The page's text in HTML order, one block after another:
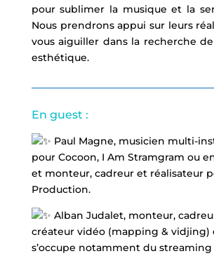
pour sublimer la musique et la
Nous prendrons appui sur leurs
vous aiguiller dans la recherche
esthétique.
En guest :
Paul Magne, musicien multi-
pour Cocoon, I Am Stramgram ou
et monteur, cadreur et réalisateur
Production.
Alban Judalet, monteur,
créateur vidéo (mapping & vidjing)
s’occupe notamment du